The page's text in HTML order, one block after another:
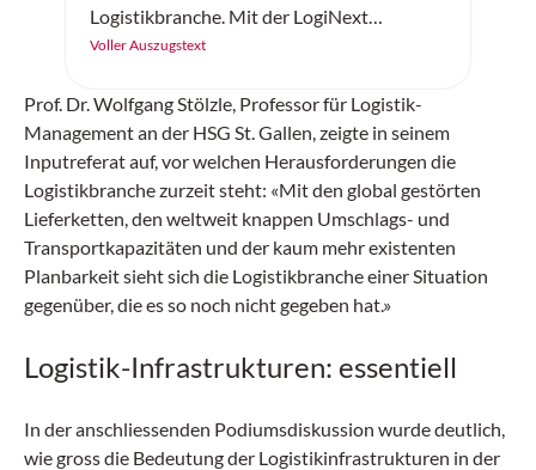
Logistikbranche. Mit der LogiNext
Germany feiert am 14. und 15. April 2026
ihre Premiere – und setzt genau dort an, wo
die Branche aktuell die grössten Hebel hat:
resiliente Lieferketten, Digitalisierung und
KI, Automatisierung, Robotik sowie
nachhaltige und urbane Logistik.
Voller Auszugstext
Prof. Dr. Wolfgang Stölzle, Professor für Logistik-
Management an der HSG St. Gallen, zeigte in seinem
Inputreferat auf, vor welchen Herausforderungen die
Logistikbranche zurzeit steht: «Mit den global gestörten
Lieferketten, den weltweit knappen Umschlags- und
Transportkapazitäten und der kaum mehr existenten
Planbarkeit sieht sich die Logistikbranche einer Situation
gegenüber, die es so noch nicht gegeben hat.»
Logistik-Infrastrukturen: essentiell
In der anschliessenden Podiumsdiskussion wurde deutlich,
wie gross die Bedeutung der Logistikinfrastrukturen in der